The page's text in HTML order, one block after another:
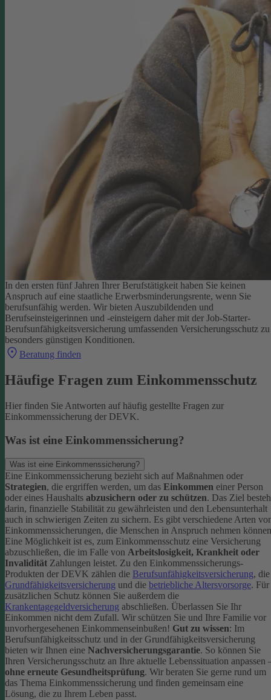
In den ersten fünf Jahren Ihrer Berufstätigkeit haben Sie keinen
Anspruch auf eine staatliche Erwerbsminderungsrente, wenn Sie
berufsunfähig werden. Wir bieten Auszubildenden und
Berufseinsteigerinnen und -einsteigern daher mit der Job-Starter-
Berufsunfähigkeitsversicherung umfassenden Versicherungsschutz zu
besonders günstigen Konditionen.
Beratung finden
Häufige Fragen zum Einkommensschutz
Hier finden Sie Antworten auf häufig gestellte Fragen zur
Einkommenssicherung der DEVK.
Was ist eine Einkommenssicherung?
Was ist eine Einkommenssicherung?
Eine Einkommenssicherung bezieht sich auf Maßnahmen oder
Strategien, die ergriffen werden, um das Einkommen einer Person
oder eines Haushalts abzusichern oder zu schützen. Das Ziel
darin, finanzielle Stabilität zu gewährleisten und den Lebensunterhalt
auch in schwierigen Zeiten zu sichern. Es gibt verschiedene Arten
Einkommenssicherungen, die Menschen in Anspruch nehmen
Eine Möglichkeit ist es, zum Einkommensschutz eine Versicherung
abzuschließen, die im Falle von Arbeitslosigkeit, Krankheit oder
Invalidität Zahlungen leistet. Zu den Einkommenssicherungs-
Produkten der DEVK zählen die Berufsunfähigkeitsversicherung, die
Grundfähigkeitsversicherung und die betriebliche Altersvorsorge. Für
zusätzlichen Schutz können Sie außerdem die
Krankentagegeldversicherung abschließen. Überlassen Sie Ihr
Einkommen nicht dem Zufall. Wir schützen Sie und Ihre Familie vor
unvorhergesehenen Einkommenseinbußen! Gut zu wissen: Im
Berufsunfähigkeitsschutz und in der Grundfähigkeitsversicherung
bieten wir Ihnen eine Nachversicherungsgarantie. So können Sie
Ihren Versicherungsschutz an Ihre aktuelle Lebenssituation anpassen
ohne erneute Gesundheitsprüfung. Wir beraten Sie gerne rund um
das Thema Einkommenssicherung und finden gemeinsam eine
Lösung, die zu Ihrem Leben passt.